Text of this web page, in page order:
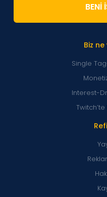
Biz
Single
Interest-
BENİ